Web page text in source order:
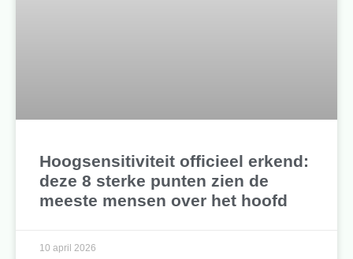
Hoogsensitiviteit officieel erkend:
deze 8 sterke punten zien de
meeste mensen over het hoofd
10 april 2026